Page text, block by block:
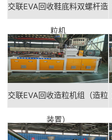
交联EVA回收鞋底料双螺杆造
粒机
交联EVA回收造粒机组（造粒
装置）